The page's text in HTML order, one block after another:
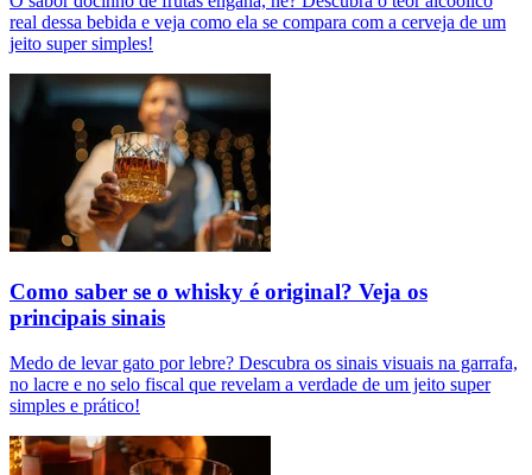
real dessa bebida e veja como ela se compara com a cerveja de um
jeito super simples!
Como saber se o whisky é original? Veja os
principais sinais
Medo de levar gato por lebre? Descubra os sinais visuais na garrafa,
no lacre e no selo fiscal que revelam a verdade de um jeito super
simples e prático!